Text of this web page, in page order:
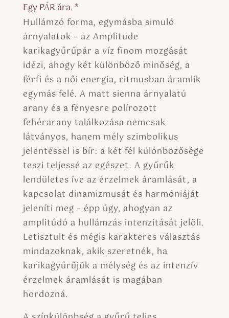
Egy PÁR ára. *
Hullámzó forma, egymásba simuló
árnyalatok – az Amplitude
karikagyűrűpár a víz finom mozgását
idézi, ahogy két különböző minőség, a
férfi és a női energia, ritmusban áramlik
egymás felé. A matt sienna árnyalatú
arany és a fényesre polírozott
fehérarany találkozása nemcsak
látványos, hanem mély szimbolikus
jelentéssel is bír: a két fél különbözősége
teszi teljessé az egészet. A gyűrűk
lendületes íve az érzelmek áramlását, a
kapcsolat dinamizmusát és harmóniáját
jeleníti meg – épp úgy, ahogyan az
amplitúdó a hullámzás intenzitását jelöli.
Letisztult és mégis karakteres választás
mindazoknak, akik szeretnék, ha
karikagyűrűjük a mélység és az intenzív
érzelmek áramlását is magában
hordozná.